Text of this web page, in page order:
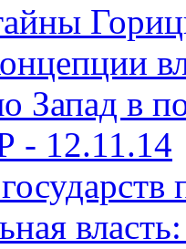
Запад в
- 12.11.14